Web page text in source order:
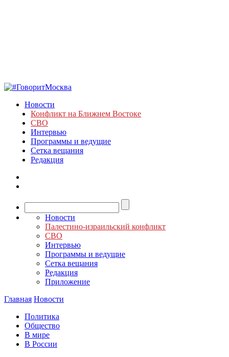
Новости
Конфликт на Ближнем Востоке
СВО
Интервью
Программы и ведущие
Сетка вещания
Редакция
Новости
Палестино-израильский конфликт
СВО
Интервью
Программы и ведущие
Сетка вещания
Редакция
Приложение
Главная Новости
Политика
Общество
В мире
В России